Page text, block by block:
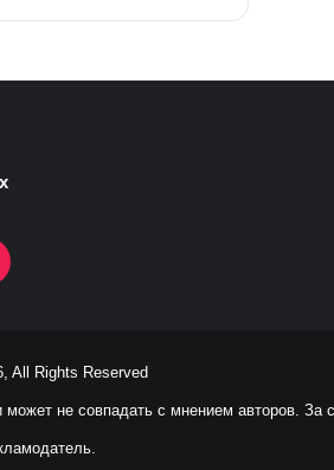
All Rights Reserved
не совпадать с мнением авторов. За